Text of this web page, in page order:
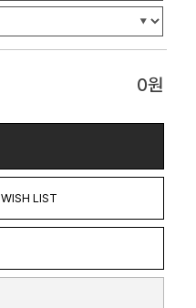
0원
WISH LIST